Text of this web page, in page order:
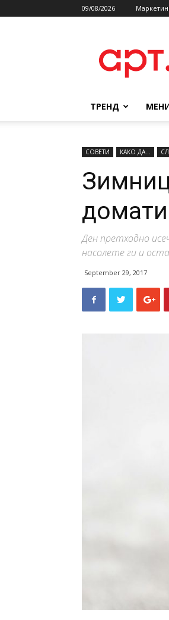
09/08/2026
ТРЕНД
СОВЕТИ КАКО ДА...
домати
Ден претходно
насолете ги и
September 29, 2017